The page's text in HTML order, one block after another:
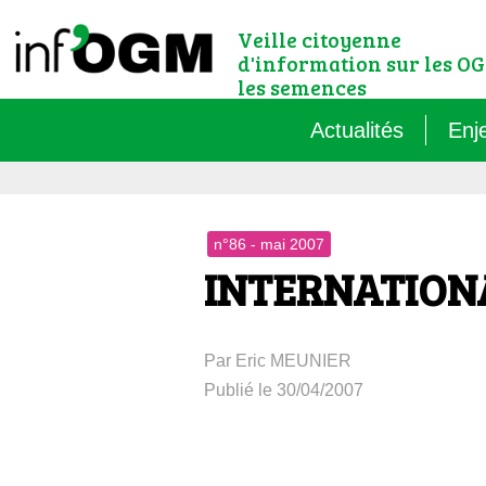
Veille citoyenne
d'information sur les
les semences
Actualités
Le
n°86 - mai 2007
Par Eric MEUNIER
Publié le 30/04/2007